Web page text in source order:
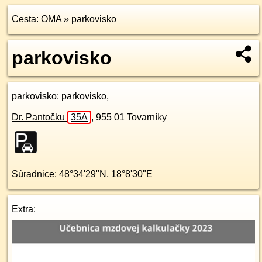
Cesta: OMA» parkovisko
parkovisko
parkovisko: parkovisko,
Dr. Pantočku 35A , 955 01 Tovarníky
Súradnice: 48°34'29"N , 18°8'30"E
Extra: